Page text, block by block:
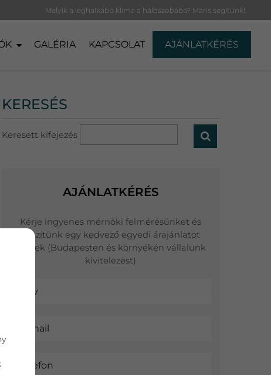
Melyik a leghalkabb klíma a hálószobába? Máris segítünk!
GALÉRIA KAPCSOLAT AJÁNLATKÉRÉS
KERESÉS
Keresett kifejezés
AJÁNLATKÉRÉS
Kérje ingyenes mérnöki felmérésünket és
készítünk egy kedvező egyedi árajánlatot
Önnek (Budapesten és környékén vállalunk
kivitelezést)
Név
E-mail
Telefon